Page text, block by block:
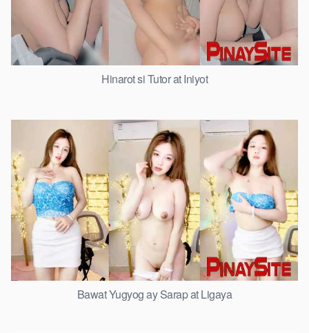
Hinarot si Tutor at Iniyot
Bawat Yugyog ay Sarap at Ligaya